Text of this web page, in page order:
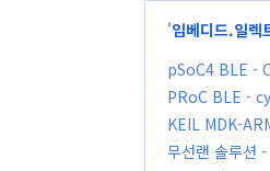
'임베디드.일렉
pSoC4 BLE -
PRoC BLE -
KEIL MDK-
무선랜 솔루션